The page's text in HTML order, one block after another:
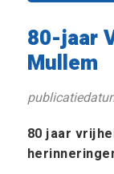
80-jaar
Mullem
80 jaar